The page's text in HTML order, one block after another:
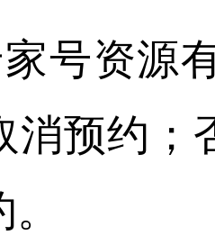
号资源
消预约；